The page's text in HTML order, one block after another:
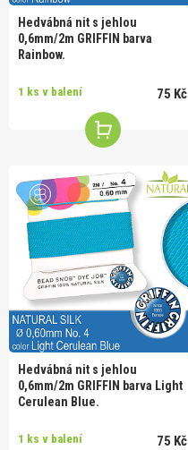
Hedvábná nit s jehlou
0,6mm/2m GRIFFIN barva
Rainbow.
1 ks v balení 75 Kč
Hedvábná nit s jehlou
0,6mm/2m GRIFFIN barva Light
Cerulean Blue.
1 ks v balení 75 Kč